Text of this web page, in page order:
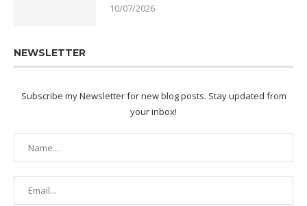
10/07/2026
NEWSLETTER
Subscribe my Newsletter for new blog posts. Stay updated from
your inbox!